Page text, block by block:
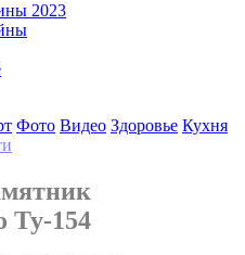
2023
Фото Видео Здоровье Кухня
Ту-154